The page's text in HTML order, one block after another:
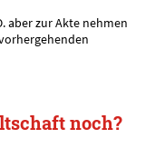
aber zur Akte nehmen
noch?